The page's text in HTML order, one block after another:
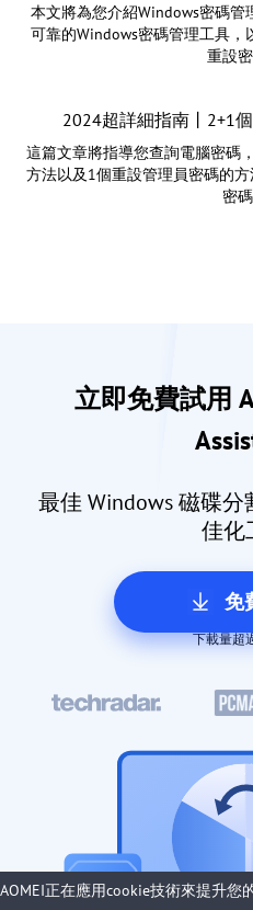
本文將為您介紹Windows密碼
可靠的Windows密碼管理工具
重設密
2024超詳細指南丨2+1
這篇文章將指導您查詢電腦密碼
方法以及1個重設管理員密碼的
密碼
立即免費試用
最佳 Windows 磁碟分
佳化
免
下載量超
AOMEI正在應用cookie技術來提升您